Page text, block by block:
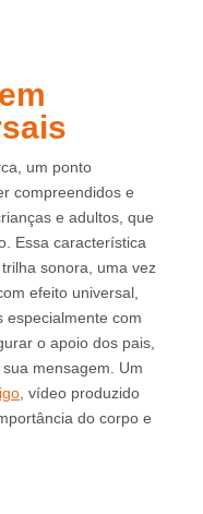
um ponto
compreendidos e
e adultos, que
Essa característica
sonora, uma vez
efeito universal,
especialmente com
o apoio dos pais,
mensagem. Um
, vídeo produzido
do corpo e